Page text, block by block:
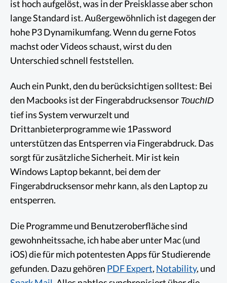
ist hoch aufgelöst, was in der Preisklasse aber schon
lange Standard ist. Außergewöhnlich ist dagegen der
hohe P3 Dynamikumfang. Wenn du gerne Fotos
machst oder Videos schaust, wirst du den
Unterschied schnell feststellen.
Auch ein Punkt, den du berücksichtigen solltest: Bei
den Macbooks ist der Fingerabdrucksensor TouchID
tief ins System verwurzelt und
Drittanbieterprogramme wie 1Password
unterstützen das Entsperren via Fingerabdruck. Das
sorgt für zusätzliche Sicherheit. Mir ist kein
Windows Laptop bekannt, bei dem der
Fingerabdrucksensor mehr kann, als den Laptop zu
entsperren.
Die Programme und Benutzeroberfläche sind
gewohnheitssache, ich habe aber unter Mac (und
iOS) die für mich potentesten Apps für Studierende
gefunden. Dazu gehören PDF Expert, Notability, und